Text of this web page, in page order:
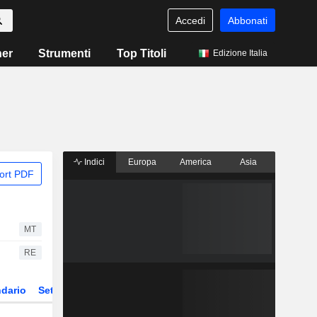
Accedi Abbonati
Strumenti Top Titoli Edizione Italia
PDF
MT
RE
Settore
Indici Europa America Asia